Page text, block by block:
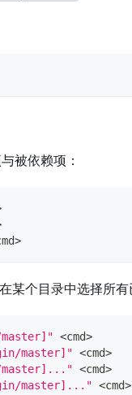
被依赖项：
>
某个目录中选择所有
<cmd>
master]" <cmd>
<cmd>
master]..." <cmd>